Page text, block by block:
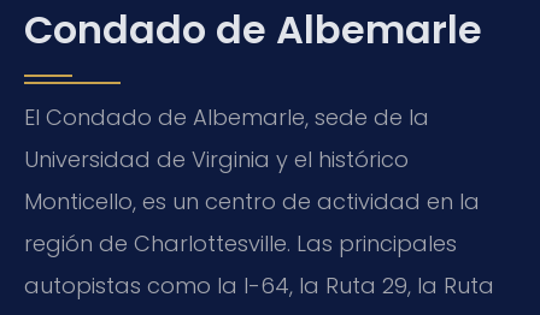
Condado de Albemarle
El Condado de Albemarle, sede de la
Universidad de Virginia y el histórico
Monticello, es un centro de actividad en la
región de Charlottesville. Las principales
autopistas como la I-64, la Ruta 29, la Ruta